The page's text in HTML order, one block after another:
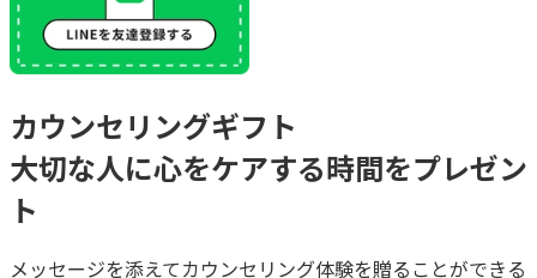
カウンセリングギフト
大切な人に心をケアする時間をプレゼン
ト
メッセージを添えてカウンセリング体験を贈ることができる